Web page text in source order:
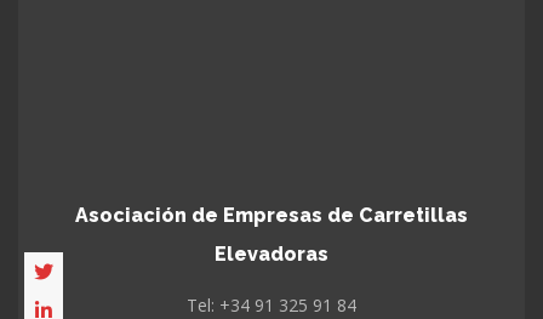
Asociación de Empresas de Carretillas
Elevadoras
Tel: +34 91 325 91 84